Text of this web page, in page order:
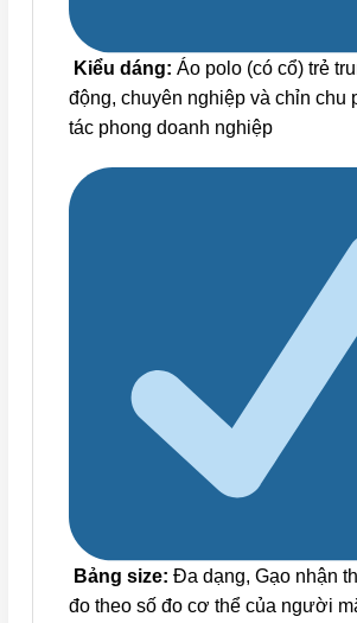
Kiểu dáng: Áo polo (có cổ) trẻ
động, chuyên nghiệp và chỉn chu
tác phong doanh nghiệp
Bảng size: Đa dạng, Gạo nhận
đo theo số đo cơ thể của người